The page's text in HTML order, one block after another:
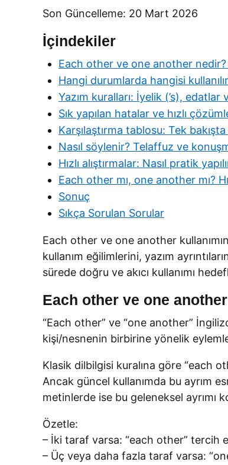
Son Güncelleme: 20 Mart 2026
İçindekiler
Each other ve one another
Hangi durumlarda hangisi
Yazım kuralları: İyelik (’s), edatlar
Sık yapılan hatalar ve hızlı
Karşılaştırma tablosu: Tek
Nasıl söylenir? Telaffuz ve
Hızlı alıştırmalar: Nasıl pratik
Each other mı, one another mı?
Sonuç
Sıkça Sorulan Sorular
Each other ve one another
kullanım eğilimlerini, yazım
sürede doğru ve akıcı kullanımı
Each other ve one
“Each other” ve “one another”
kişi/nesnenin birbirine yönelik
Klasik dilbilgisi kuralına göre “each
Ancak güncel kullanımda bu ayrım
metinlerde ise bu geleneksel ayrımı
Özetle:
– İki taraf varsa: “each other” tercih
– Üç veya daha fazla taraf varsa: